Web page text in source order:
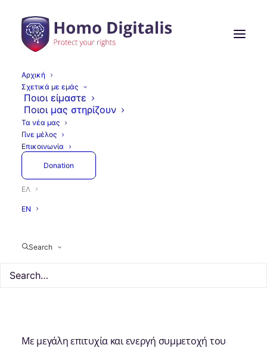
Αρχική
Σχετικά με εμάς
Ποιοι είμαστε
Ποιοι μας στηρίζουν
Τα νέα μας
Γίνε μέλος
Επικοινωνία
Donation
ΕΛ
EN
Search
Ομιλία της Homo Digitalis
στο 1ο Σεμινάριο του
Κύκλου Εκπαιδευτικών
Σεμιναρίων της ΕΕΔΑ με
θέμα «Τεχνητή
Νοημοσύνη: Τα επίπεδα
Με μεγάλη επιτυχία και ενεργή συμμετοχή του